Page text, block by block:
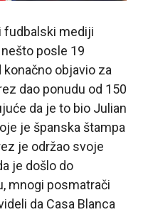
fudbalski mediji
posle 19
konačno objavio za
dao ponudu od 150
da je to bio Julian
je španska štampa
je održao svoje
je došlo do
mnogi posmatrači
da Casa Blanca